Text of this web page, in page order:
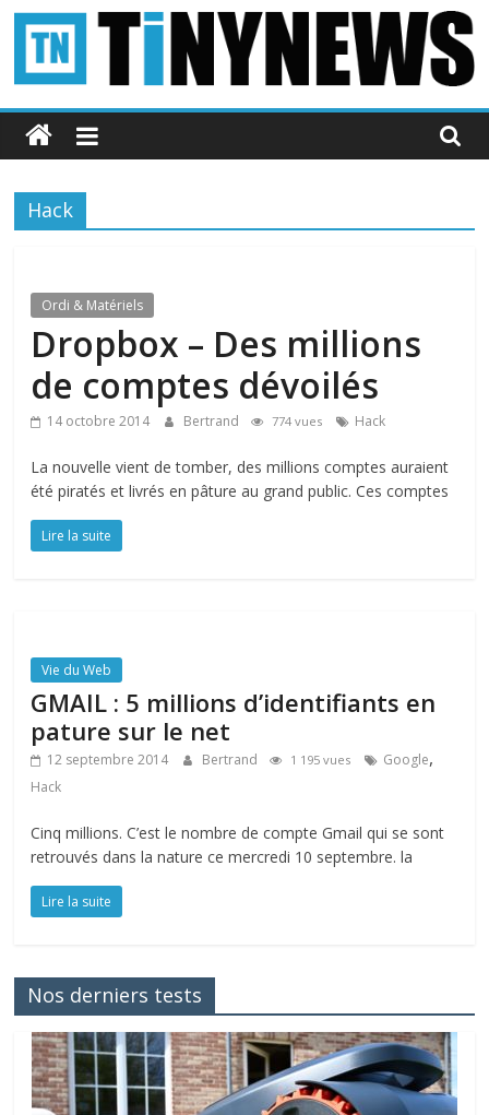
Passer
contenu
Tinynews
Le
belge
connecté
Hack
Ordi & Matériels
Dropbox – Des millions
de comptes dévoilés
14 octobre 2014 Bertrand 774 vues Hack
La nouvelle vient de tomber, des millions comptes auraient
été piratés et livrés en pâture au grand public. Ces comptes
Lire la suite
Vie du Web
GMAIL : 5 millions d’identifiants en
pature sur le net
12 septembre 2014 Bertrand 1 195 vues Google,
Hack
Cinq millions. C’est le nombre de compte Gmail qui se sont
retrouvés dans la nature ce mercredi 10 septembre. la
Lire la suite
Nos derniers tests